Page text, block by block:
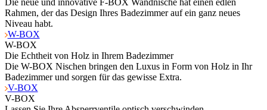
Rahmen, der das Design Ihres Badezimmer auf ein ganz neues
Niveau habt.
W-BOX
W-BOX
Die Echtheit von Holz in Ihrem Badezimmer
Die W-BOX Nischen bringen den Luxus in Form von Holz in Ihr
Badezimmer und sorgen für das gewisse Extra.
V-BOX
V-BOX